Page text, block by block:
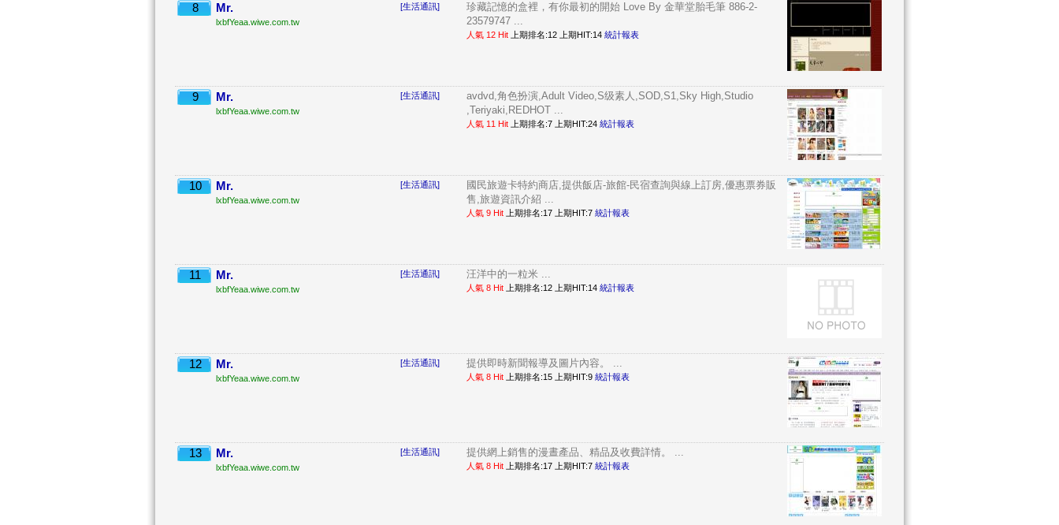
8 Mr.
lxbfYeaa.wiwe.com.tw
[生活通訊]
珍藏記憶的盒裡，有你最初的開始 Love By 金華堂胎毛筆 886-2-
23579747 ...
人氣 12 Hit 上期排名:12 上期HIT:14 統計報表
9 Mr.
lxbfYeaa.wiwe.com.tw
[生活通訊]
avdvd,角色扮演,Adult Video,S级素人,SOD,S1,Sky High,Studio
,Teriyaki,REDHOT ...
人氣 11 Hit 上期排名:7 上期HIT:24 統計報表
10 Mr.
lxbfYeaa.wiwe.com.tw
[生活通訊]
國民旅遊卡特約商店,提供飯店-旅館-民宿查詢與線上訂房,優惠票券販
售,旅遊資訊介紹 ...
人氣 9 Hit 上期排名:17 上期HIT:7 統計報表
11 Mr.
lxbfYeaa.wiwe.com.tw
[生活通訊] 汪洋中的一粒米 ...
人氣 8 Hit 上期排名:12 上期HIT:14 統計報表
12 Mr.
lxbfYeaa.wiwe.com.tw
[生活通訊] 提供即時新聞報導及圖片內容。 ...
人氣 8 Hit 上期排名:15 上期HIT:9 統計報表
13 Mr.
lxbfYeaa.wiwe.com.tw
[生活通訊] 提供網上銷售的漫晝產品、精品及收費詳情。 ...
人氣 8 Hit 上期排名:17 上期HIT:7 統計報表